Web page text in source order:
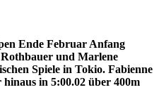
Ende Februar Anfang
und Marlene
Spiele in Tokio. Fabienne
in 5:00.02 über 400m